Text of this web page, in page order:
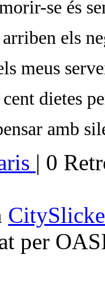
se és
els
meus
dietes
amb
| 0
per